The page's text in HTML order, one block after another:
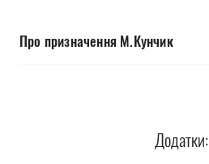
Про призначення М.Кунчик
Додатки: